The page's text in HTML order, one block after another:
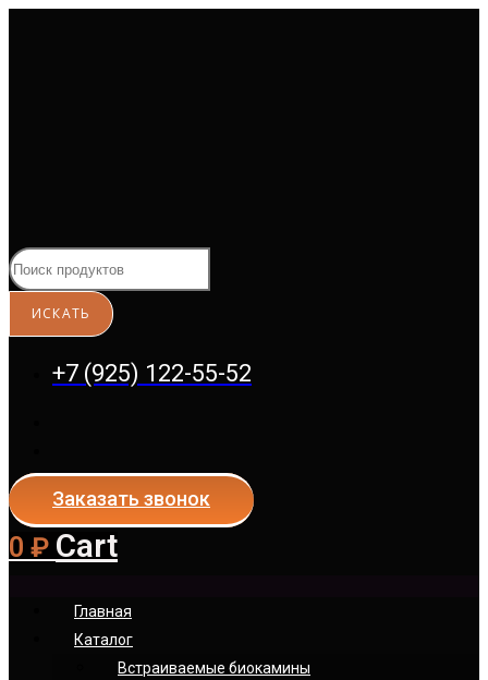
+7 (925) 122-55-52
Заказать звонок
0 ₽ Cart
Главная
Каталог
Встраиваемые биокамины